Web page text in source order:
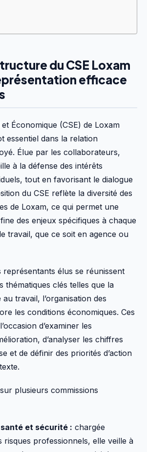
du CSE Loxam
efficace
Économique (CSE) de Loxam
essentiel dans la relation
Élue par les collaborateurs,
à la défense des intérêts
tout en favorisant le dialogue
du CSE reflète la diversité des
de Loxam, ce qui permet une
des enjeux spécifiques à chaque
travail, que ce soit en agence ou
représentants élus se réunissent
thématiques clés telles que la
travail, l’organisation des
les conditions économiques. Ces
d’examiner les
d’analyser les chiffres
et de définir des priorités d’action
sur plusieurs commissions
et sécurité : chargée
risques professionnels, elle veille à